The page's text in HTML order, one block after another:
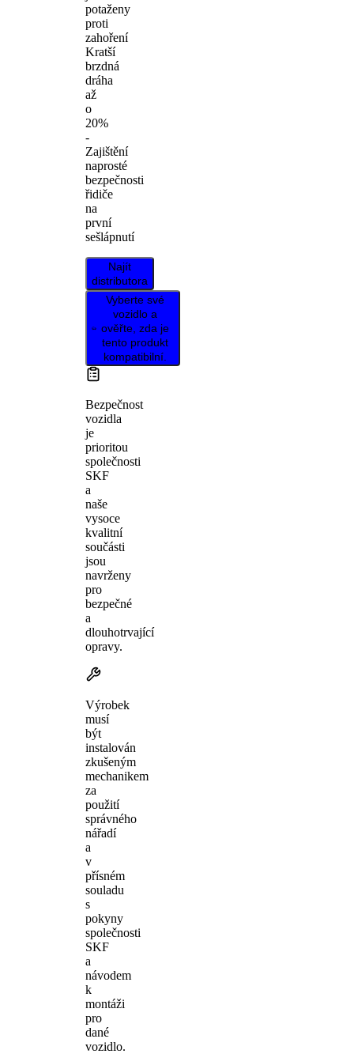
potaženy
proti
zahoření
Kratší
brzdná
dráha
až
o
20%
-
Zajištění
naprosté
bezpečnosti
řidiče
na
první
sešlápnutí
Najít
distributora
Vyberte své
vozidlo a
ověřte, zda je
tento produkt
kompatibilní.
Bezpečnost
vozidla
je
prioritou
společnosti
SKF
a
naše
vysoce
kvalitní
součásti
jsou
navrženy
pro
bezpečné
a
dlouhotrvající
opravy.
Výrobek
musí
být
instalován
zkušeným
mechanikem
za
použití
správného
nářadí
a
v
přísném
souladu
s
pokyny
společnosti
SKF
a
návodem
k
montáži
pro
dané
vozidlo.